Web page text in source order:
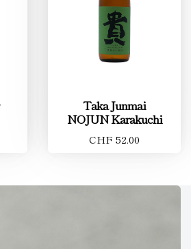
Taka Junmai
NOJUN Karakuchi
CHF 52.00